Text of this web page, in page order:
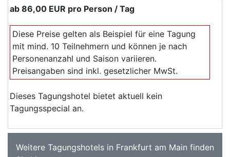
ab 86,00 EUR pro Person / Tag
Diese Preise gelten als Beispiel für eine Tagung
mit mind. 10 Teilnehmern und können je nach
Personenanzahl und Saison variieren.
Preisangaben sind inkl. gesetzlicher MwSt.
Dieses Tagungshotel bietet aktuell kein
Tagungsspecial an.
Weitere Tagungshotels in Frankfurt am Main finden